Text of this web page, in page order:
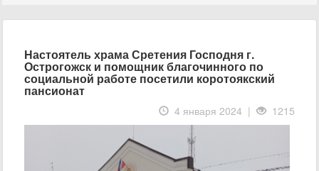
Настоятель храма Сретения Господня г.
Острогожск и помощник благочинного по
социальной работе посетили коротоякский
пансионат
4 января 2024 | 1215